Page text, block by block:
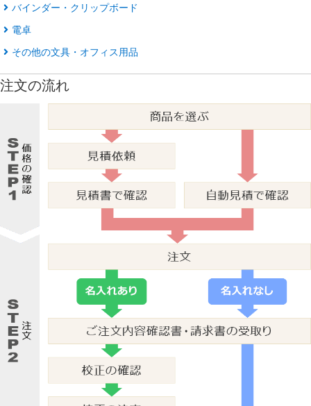
バインダー・クリップボード
電卓
その他の文具・オフィス用品
注文の流れ